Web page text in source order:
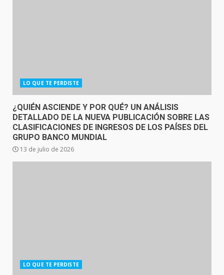
LO QUE TE PERDISTE
¿QUIÉN ASCIENDE Y POR QUÉ? UN ANÁLISIS
DETALLADO DE LA NUEVA PUBLICACIÓN SOBRE LAS
CLASIFICACIONES DE INGRESOS DE LOS PAÍSES DEL
GRUPO BANCO MUNDIAL
13 de julio de 2026
LO QUE TE PERDISTE